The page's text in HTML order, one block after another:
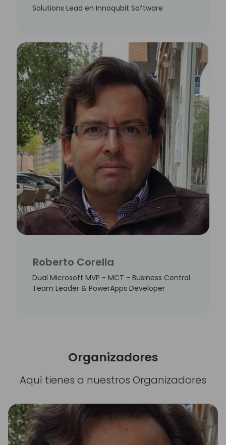
Solutions Lead en Innoqubit Software
Roberto Corella
Dual Microsoft MVP - MCT - Business Central
Team Leader & PowerApps Developer
Organizadores
Aquí tienes a nuestros Organizadores